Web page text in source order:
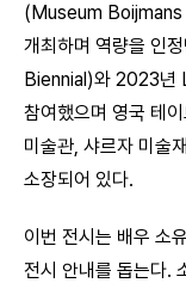
(Museum Boijmans
개최하며 역량을 인
Biennial)와 2023년
참여했으며 영국 테
미술관, 샤르자 미술
소장되어 있다.
이번 전시는 배우 소
전시 안내를 돕는다.